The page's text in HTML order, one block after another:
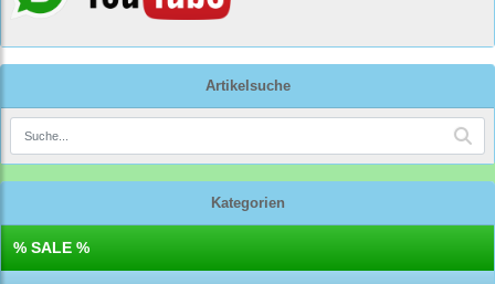
Artikelsuche
Kategorien
% SALE %